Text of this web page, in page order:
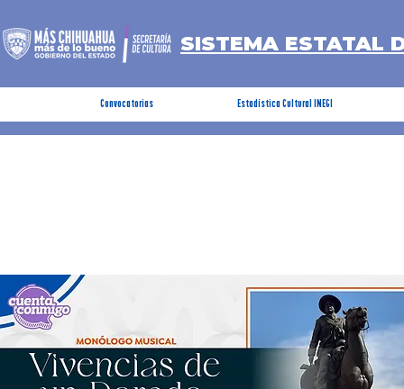
SISTEMA ESTATAL
Convocatorias Estadística Cultural INEGI